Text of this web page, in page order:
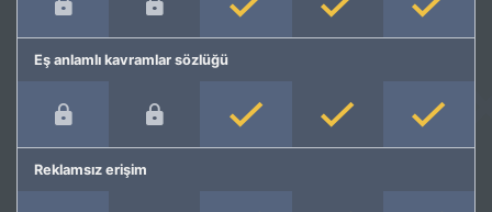
Eş anlamlı kavramlar sözlüğü
Reklamsız erişim